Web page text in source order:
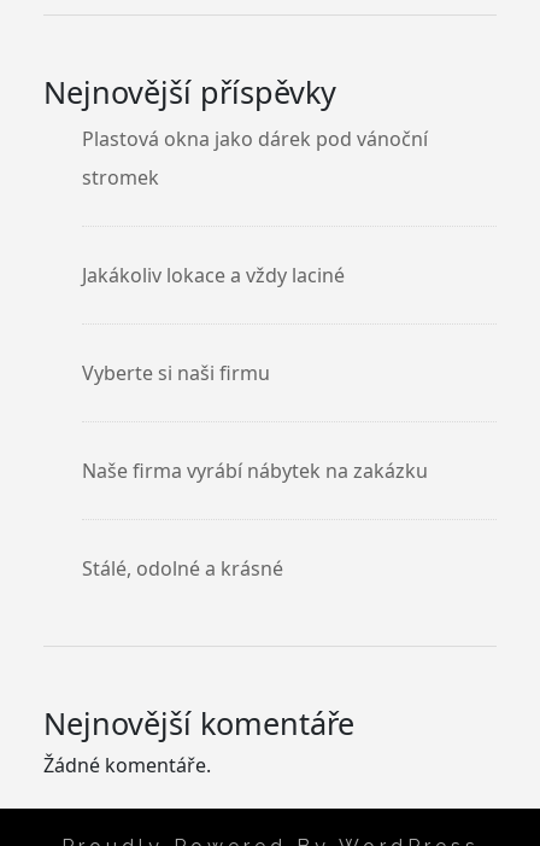
Nejnovější příspěvky
Plastová okna jako dárek pod vánoční
stromek
Jakákoliv lokace a vždy laciné
Vyberte si naši firmu
Naše firma vyrábí nábytek na zakázku
Stálé, odolné a krásné
Nejnovější komentáře
Žádné komentáře.